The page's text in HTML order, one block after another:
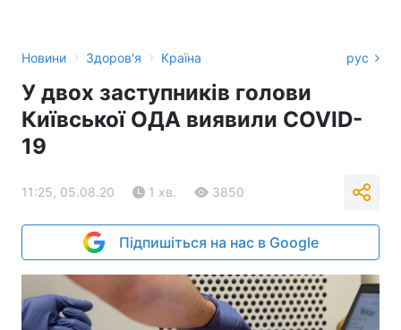
Новини › Здоров'я › Країна рус
У двох заступників голови
Київської ОДА виявили COVID-
19
11:25, 05.08.20 1 хв. 3850
Підпишіться на нас в Google